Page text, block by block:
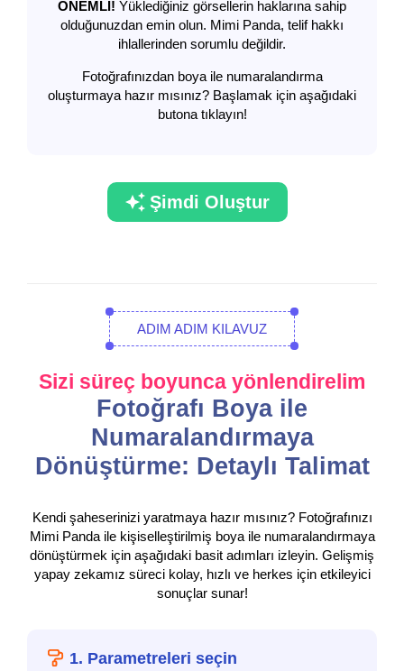
ÖNEMLİ! Yüklediğiniz görsellerin haklarına sahip
olduğunuzdan emin olun. Mimi Panda, telif hakkı
ihlallerinden sorumlu değildir.
Fotoğrafınızdan boya ile numaralandırma
oluşturmaya hazır mısınız? Başlamak için aşağıdaki
butona tıklayın!
Şimdi Oluştur
ADIM ADIM KILAVUZ
Sizi süreç boyunca yönlendirelim
Fotoğrafı Boya ile
Numaralandırmaya
Dönüştürme: Detaylı Talimat
Kendi şaheserinizi yaratmaya hazır mısınız? Fotoğrafınızı
Mimi Panda ile kişiselleştirilmiş boya ile numaralandırmaya
dönüştürmek için aşağıdaki basit adımları izleyin. Gelişmiş
yapay zekamız süreci kolay, hızlı ve herkes için etkileyici
sonuçlar sunar!
1. Parametreleri seçin